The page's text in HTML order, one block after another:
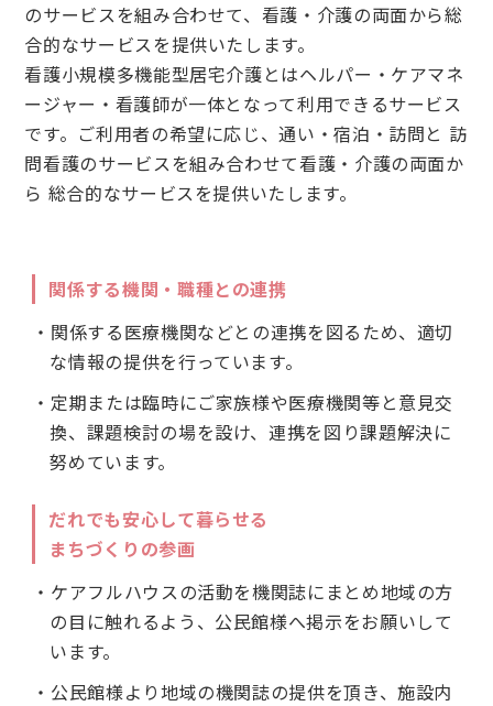
のサービスを組み合わせて、 看護・介護の両面から総
合的なサービスを提供いたします。
看護小規模多機能型居宅介護とはヘルパー・ケアマネ
ージャー・看護師が一体となって利用できるサービス
です。 ご利用者の希望に応じ、通い・宿泊・訪問と 訪
問看護のサービスを組み合わせて看護・介護の両面か
ら 総合的なサービスを提供いたします。
関係する機関・職種との連携
・関係する医療機関などとの連携を図るため、適切
な情報の提供を行っています。
・定期または臨時にご家族様や医療機関等と意見交
換、課題検討の場を設け、連携を図り課題解決に
努めています。
だれでも安心して暮らせる
まちづくりの参画
・ケアフルハウスの活動を機関誌にまとめ地域の方
の目に触れるよう、公民館様へ掲示をお願いして
います。
・公民館様より地域の機関誌の提供を頂き、施設内